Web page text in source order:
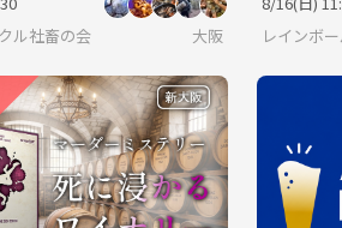
ル社畜の会
大阪
レインボ